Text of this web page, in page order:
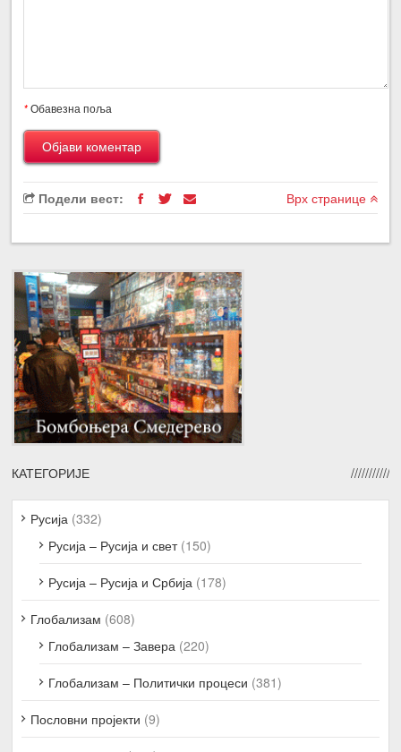
*Обавезна поља
Подели вест: Врх странице
КАТЕГОРИЈЕ
Русија (332)
Русија – Русија и свет(150)
Русија – Русија и Србија (178)
Глобализам (608)
Глобализам – Завера (220)
Глобализам – Политички процеси (381)
Пословни пројекти (9)